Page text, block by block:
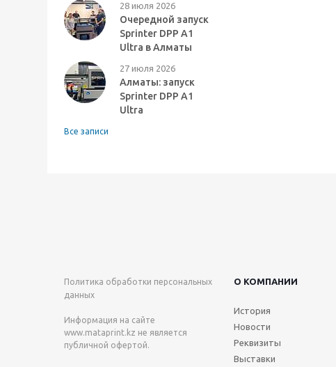
28 июля 2026
Очередной запуск
Sprinter DPP A1
Ultra в Алматы
27 июля 2026
Алматы: запуск
Sprinter DPP A1
Ultra
Все записи
Политика обработки персональных
данных
Информация на сайте
www.mataprint.kz не является
публичной офертой.
О КОМПАНИИ
История
Новости
Реквизиты
Выставки